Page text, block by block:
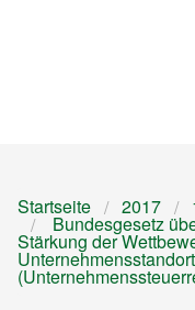
Startseite 2017
Bundesgesetz
Stärkung der